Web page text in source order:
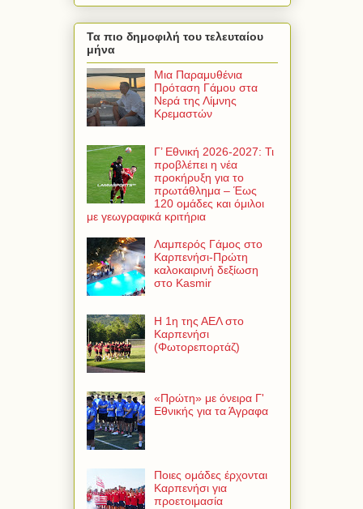
Τα πιο δημοφιλή του τελευταίου
μήνα
Μια Παραμυθένια
Πρόταση Γάμου στα
Νερά της Λίμνης
Κρεμαστών
Γ’ Εθνική 2026-2027: Τι
προβλέπει η νέα
προκήρυξη για το
πρωτάθλημα – Έως
120 ομάδες και όμιλοι
με γεωγραφικά κριτήρια
Λαμπερός Γάμος στο
Καρπενήσι-Πρώτη
καλοκαιρινή δεξίωση
στο Kasmir
Η 1η της ΑΕΛ στο
Καρπενήσι
(Φωτορεπορτάζ)
«Πρώτη» με όνειρα Γ'
Εθνικής για τα Άγραφα
Ποιες ομάδες έρχονται
Καρπενήσι για
προετοιμασία